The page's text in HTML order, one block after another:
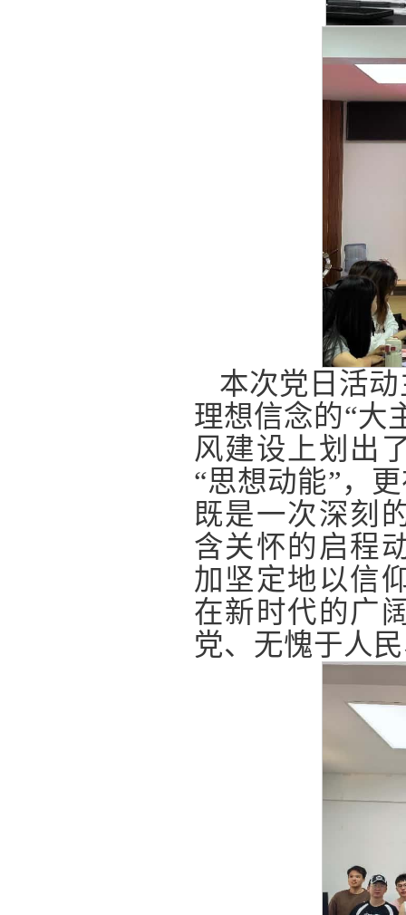
本次党日活
理想信念的“大
风建设上划出
“思想动能”，
既是一次深刻
含关怀的启程
加坚定地以信
在新时代的广
党、无愧于人